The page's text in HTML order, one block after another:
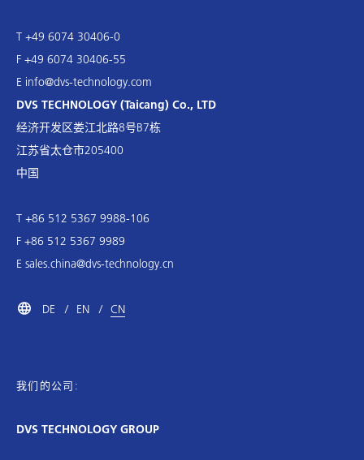
T +49 6074 30406-0
F +49 6074 30406-55
E info@dvs-technology.com
DVS TECHNOLOGY (Taicang) Co., LTD
经济开发区娄江北路8号B7栋
江苏省太仓市205400
中国
T +86 512 5367 9988-106
F +86 512 5367 9989
E sales.china@dvs-technology.cn
DE EN CN
我们的公司:
DVS TECHNOLOGY GROUP